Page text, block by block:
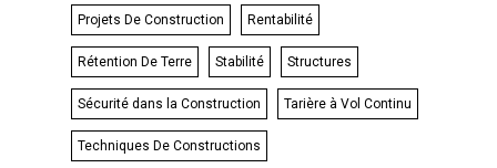
Projets De Construction Rentabilité
Rétention De Terre Stabilité Structures
Sécurité dans la Construction Tarière à Vol Continu
Techniques De Constructions